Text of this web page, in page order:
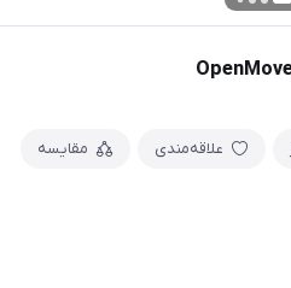
علاقه‌مندی مقایسه